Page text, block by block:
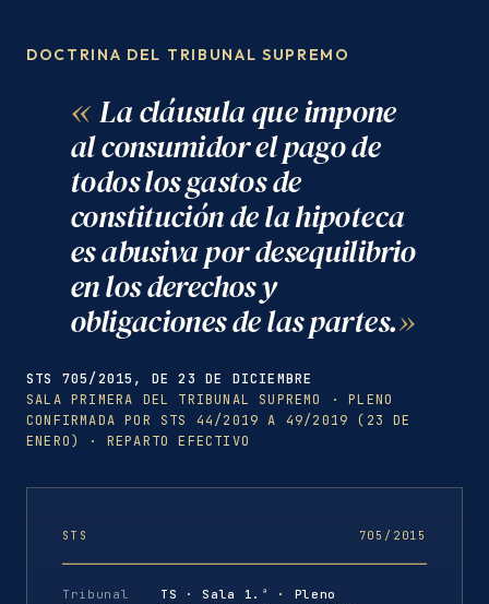
DOCTRINA DEL TRIBUNAL SUPREMO
La cláusula que impone
al consumidor el pago de
todos los gastos de
constitución de la hipoteca
es abusiva por desequilibrio
en los derechos y
obligaciones de las partes.
STS 705/2015, DE 23 DE DICIEMBRE
SALA PRIMERA DEL TRIBUNAL SUPREMO · PLENO
CONFIRMADA POR STS 44/2019 A 49/2019 (23 DE
ENERO) · REPARTO EFECTIVO
STS 705/2015
Tribunal
TS · Sala 1.ª · Pleno